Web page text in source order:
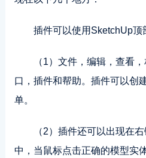
插件可以使用SketchUp顶
（1）文件，编辑，查看
口，插件和帮助。插件可以创
单。
（2）插件还可以出现在
中，当鼠标点击正确的模型实